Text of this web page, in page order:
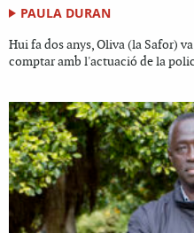
PAULA DURAN
Hui fa dos anys, Oliva (la Safor)
comptar amb l'actuació de la